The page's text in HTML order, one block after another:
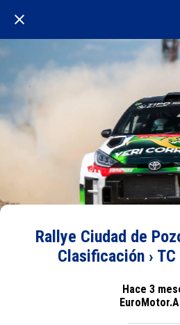
Rallye Ciudad de
Clasificación ›
Hace 3